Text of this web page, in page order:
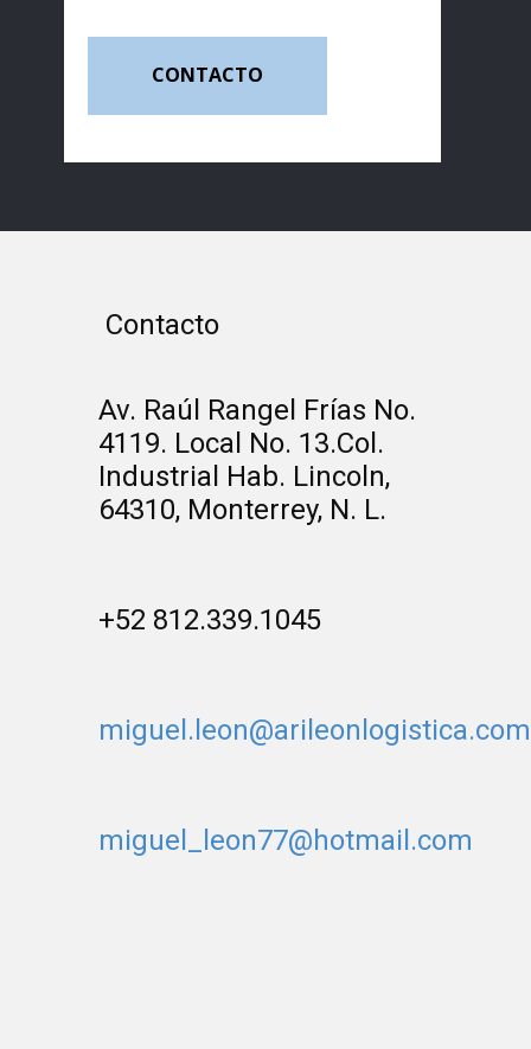
CONTACTO
Contacto
Av. Raúl Rangel Frías No.
4119. Local No. 13.Col.
Industrial Hab. Lincoln,
64310, Monterrey, N. L.
+52 812.339.1045
miguel.leon@arileonlogistica.com
miguel_leon77@hotmail.com